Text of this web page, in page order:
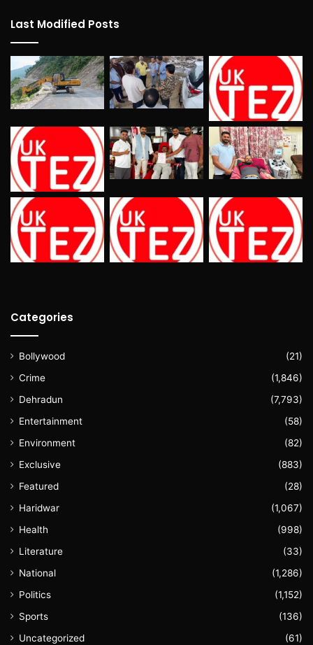
Last Modified Posts
Categories
Bollywood
(21)
Crime
(1,846)
Dehradun
(7,793)
Entertainment
(58)
Environment
(82)
Exclusive
(883)
Featured
(28)
Haridwar
(1,067)
Health
(998)
Literature
(33)
National
(1,286)
Politics
(1,152)
Sports
(136)
Uncategorized
(61)